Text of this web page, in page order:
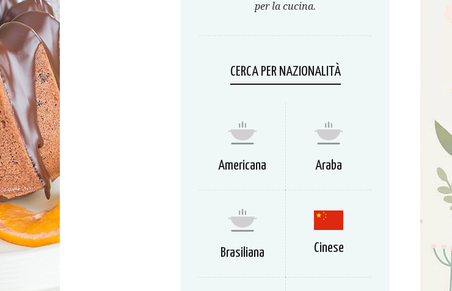
per la cucina.
CERCA PER NAZIONALITÀ
Americana Araba
Brasiliana Cinese